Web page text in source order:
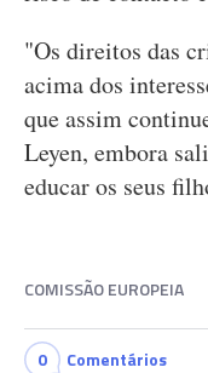
"Os direitos das
acima dos
que assim
Leyen, embora
educar os seus
COMISSÃO EUROPEIA
0 Comentários